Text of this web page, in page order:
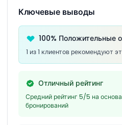
Ключевые выводы
100% Положительные
1 из 1 клиентов рекомендуют
Отличный рейтинг
Средний рейтинг 5/5 на
бронирований